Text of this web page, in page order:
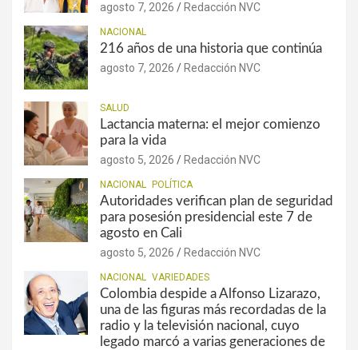
agosto 7, 2026 Redacción NVC
NACIONAL
216 años de una historia que continúa
agosto 7, 2026 Redacción NVC
SALUD
Lactancia materna: el mejor comienzo
para la vida
agosto 5, 2026 Redacción NVC
NACIONAL POLÍTICA
Autoridades verifican plan de seguridad
para posesión presidencial este 7 de
agosto en Cali
agosto 5, 2026 Redacción NVC
NACIONAL VARIEDADES
Colombia despide a Alfonso Lizarazo,
una de las figuras más recordadas de la
radio y la televisión nacional, cuyo
legado marcó a varias generaciones de